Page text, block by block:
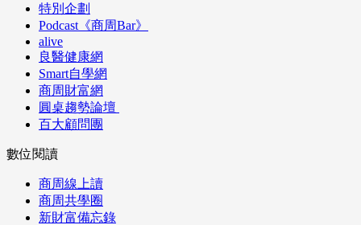
特別企劃
Podcast《商周Bar》
alive
良醫健康網
Smart自學網
商周財富網
圓桌趨勢論壇
百大顧問團
數位閱讀
商周線上讀
商周共學圈
新財富備忘錄